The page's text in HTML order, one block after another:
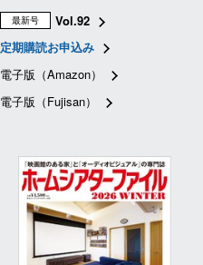
最新号
Vol.92
定期購読お申込み
電子版（Amazon）
電子版（Fujisan）